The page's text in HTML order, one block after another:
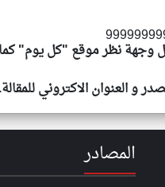
وجهة نظر موقع "كل يوم"
و العنوان الاكتروني للمقالة.
المصادر